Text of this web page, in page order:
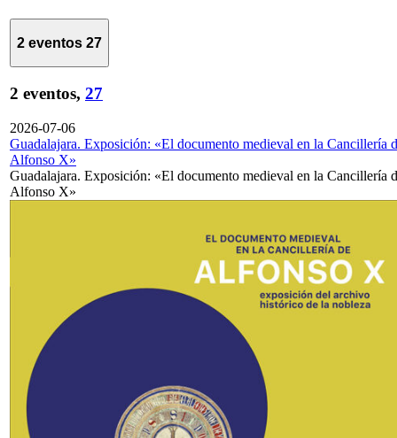
2 eventos 27
2 eventos, 27
2026-07-06
Guadalajara. Exposición: «El documento medieval en la Cancillería
Alfonso X»
Guadalajara. Exposición: «El documento medieval en la Cancillería
Alfonso X»